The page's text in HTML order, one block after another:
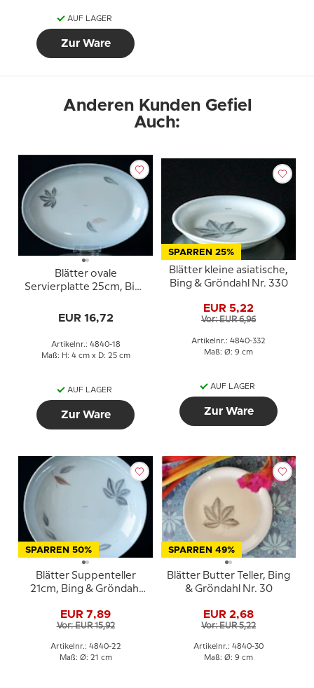
AUF LAGER
Zur Ware
Anderen Kunden Gefiel
Auch:
Blätter ovale
Servierplatte 25cm, Bing
EUR 16,72
Artikelnr.: 4840-18
Maß: H: 4 cm x D: 25 cm
AUF LAGER
Zur Ware
SPARREN 25%
Blätter kleine asiatische,
Bing & Gröndahl Nr. 330
EUR 5,22
Vor: EUR 6,96
Artikelnr.: 4840-332
Maß: Ø: 9 cm
AUF LAGER
Zur Ware
SPARREN 50%
Blätter Suppenteller
21cm, Bing & Gröndahl
EUR 7,89
Vor: EUR 15,92
Artikelnr.: 4840-22
Maß: Ø: 21 cm
SPARREN 49%
Blätter Butter Teller, Bing
& Gröndahl Nr. 30
EUR 2,68
Vor: EUR 5,22
Artikelnr.: 4840-30
Maß: Ø: 9 cm